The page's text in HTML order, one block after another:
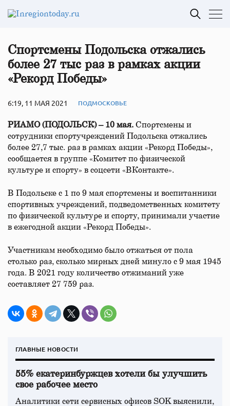
Спортсмены Подольска отжались
более 27 тыс раз в рамках акции
«Рекорд Победы»
6:19, 11 МАЯ 2021 ПОДМОСКОВЬЕ
РИАМО (ПОДОЛЬСК) – 10 мая. Спортсмены и
сотрудники спортучреждений Подольска отжались
более 27,7 тыс. раз в рамках акции «Рекорд Победы»,
сообщается в группе «Комитет по физической
культуре и спорту» в соцсети «ВКонтакте».
В Подольске с 1 по 9 мая спортсмены и воспитанники
спортивных учреждений, подведомственных комитету
по физической культуре и спорту, принимали участие
в ежегодной акции «Рекорд Победы».
Участникам необходимо было отжаться от пола
столько раз, сколько мирных дней минуло с 9 мая 1945
года. В 2021 году количество отжиманий уже
составляет 27 759 раз.
ГЛАВНЫЕ НОВОСТИ
55% екатеринбуржцев хотели бы улучшить
свое рабочее место
Аналитики сети сервисных офисов SOK выяснили,